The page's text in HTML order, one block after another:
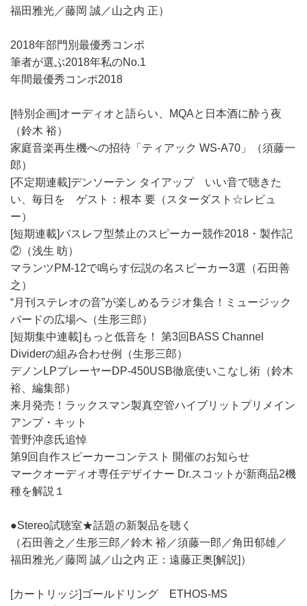
福田雅光／藤岡 誠／山之内 正）
2018年部門別最優秀コンポ
筆者が選ぶ2018年私のNo.1
年間最優秀コンポ2018
[特別企画]オーディオと語らい、MQAと日本酒に酔う夜
（鈴木 裕）
家庭音楽再生機への招待「ティアック WS-A70」（須藤一
郎）
[不定期連載]デンソーテン タイアップ いい音で聴きた
い、毎日を ゲスト：根本 要（スターダスト☆レビュ
ー）
[短期連載]バスレフ型禁止のスピーカー競作2018・製作記
②（浅生 昉）
マランツPM-12で鳴らす伝説の名スピーカー3選（石田善
之）
“月刊ステレオの音”が楽しめるラジオ集合！ミュージック
バードの広場へ（生形三郎）
[短期集中連載]もっと低音を！ 第3回BASS Channel
Dividerの組み合わせ例（生形三郎）
デノンLPプレーヤーDP-450USB徹底使いこなし術（鈴木
裕、編集部）
来月発売！ラックスマン製真空管ハイブリットプリメイン
アンプ・キット
菅野沖彦氏追悼
第9回自作スピーカーコンテスト 開催のお知らせ
マークオーディオ専任デザイナー Dr.スコットが新商品2機
種を解説１
●Stereo試聴室★話題の新製品を聴く
（石田善之／生形三郎／鈴木 裕／須藤一郎／角田郁雄／
福田雅光／藤岡 誠／山之内 正：遠藤正奥[解説]）
[カートリッジ]ゴールドリング ETHOS-MS